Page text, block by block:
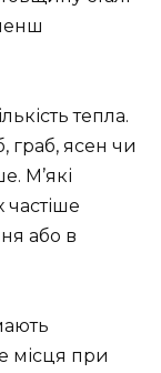
тепла.
граб, ясен чи
М’які
або в
місця при